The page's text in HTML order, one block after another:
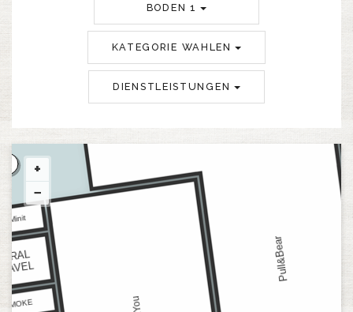
RESTAURANTS
ÜBER UNS
BODEN 1
KATEGORIE WAHLEN
DIENSTLEISTUNGEN
+
−